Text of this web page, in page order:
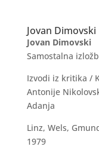
Jovan Dimovski
Jovan Dimovski
Samostalna
Izvodi iz kritika /
Antonije
Adanja
Linz, Wels,
1979